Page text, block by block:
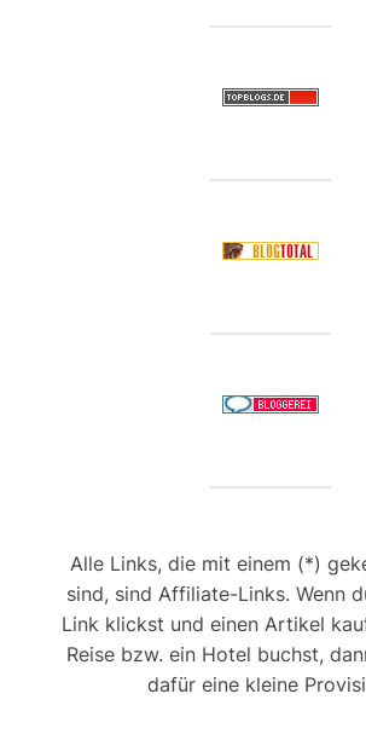
Alle Links, die mit einem (*)
sind, sind Affiliate-Links. Wenn
Link klickst und einen Artikel
Reise bzw. ein Hotel buchst,
dafür eine kleine